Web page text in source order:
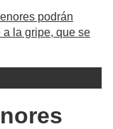
podrán
a la gripe, que se